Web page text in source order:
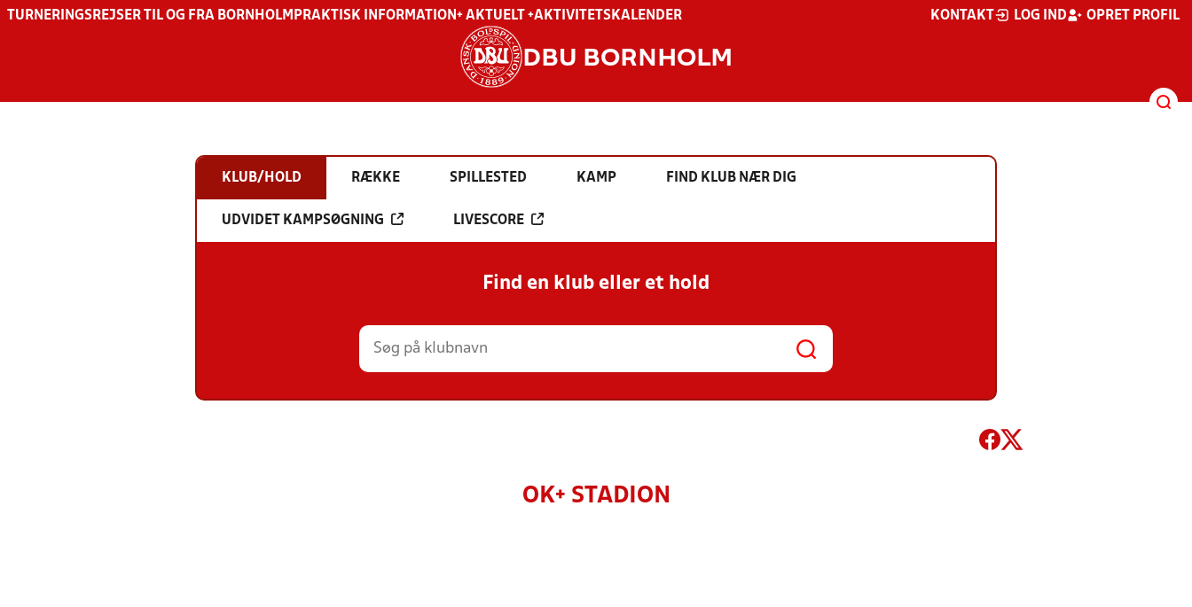
TURNERINGSREJSER TIL OG FRA BORNHOLM PRAKTISK INFORMATION + AKTUELT +AKTIVITETSKALENDER KONTAKT LOG IND OPRET PROFIL
DBU BORNHOLM
KLUB/HOLD RÆKKE SPILLESTED KAMP FIND KLUB NÆR DIG
UDVIDET KAMPSØGNING LIVESCORE
Find en klub eller et hold
OK+ STADION